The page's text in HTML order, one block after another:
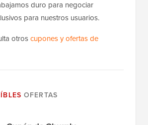
duro para negociar
para nuestros usuarios.
otroscupones y ofertas de
OFERTAS